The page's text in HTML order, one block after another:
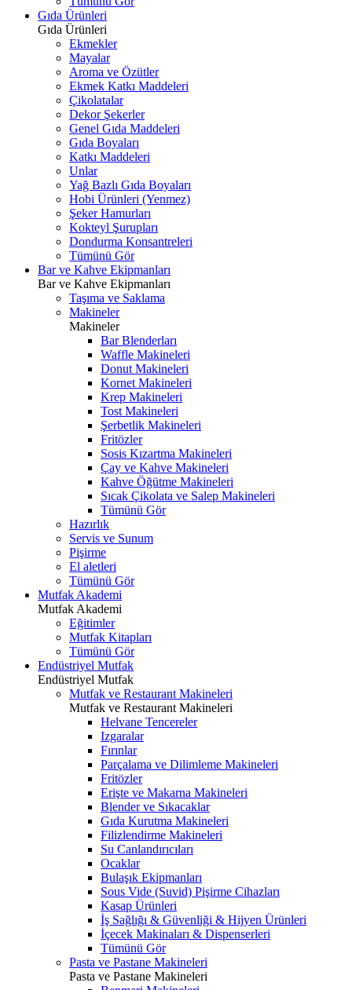
Gıda Ürünleri
Gıda Ürünleri
Ekmekler
Mayalar
Aroma ve Özütler
Ekmek Katkı Maddeleri
Çikolatalar
Dekor Şekerler
Genel Gıda Maddeleri
Gıda Boyaları
Katkı Maddeleri
Unlar
Yağ Bazlı Gıda Boyaları
Hobi Ürünleri (Yenmez)
Şeker Hamurları
Kokteyl Şurupları
Dondurma Konsantreleri
Tümünü Gör
Bar ve Kahve Ekipmanları
Bar ve Kahve Ekipmanları
Taşıma ve Saklama
Makineler
Makineler
Bar Blenderları
Waffle Makineleri
Donut Makineleri
Kornet Makineleri
Krep Makineleri
Tost Makineleri
Şerbetlik Makineleri
Fritözler
Sosis Kızartma Makineleri
Çay ve Kahve Makineleri
Kahve Öğütme Makineleri
Sıcak Çikolata ve Salep Makineleri
Tümünü Gör
Hazırlık
Servis ve Sunum
Pişirme
El aletleri
Tümünü Gör
Mutfak Akademi
Mutfak Akademi
Eğitimler
Mutfak Kitapları
Tümünü Gör
Endüstriyel Mutfak
Endüstriyel Mutfak
Mutfak ve Restaurant Makineleri
Mutfak ve Restaurant Makineleri
Helvane Tencereler
Izgaralar
Fırınlar
Parçalama ve Dilimleme Makineleri
Fritözler
Erişte ve Makarna Makineleri
Blender ve Sıkacaklar
Gıda Kurutma Makineleri
Filizlendirme Makineleri
Su Canlandırıcıları
Ocaklar
Bulaşık Ekipmanları
Sous Vide (Suvid) Pişirme Cihazları
Kasap Ürünleri
İş Sağlığı & Güvenliği & Hijyen Ürünleri
İçecek Makinaları & Dispenserleri
Tümünü Gör
Pasta ve Pastane Makineleri
Pasta ve Pastane Makineleri